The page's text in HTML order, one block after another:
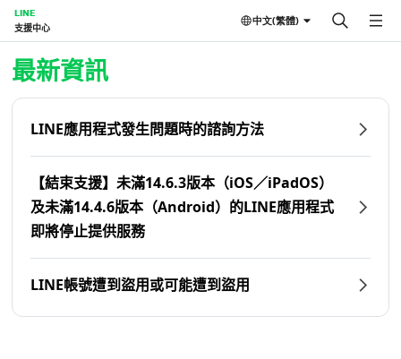
LINE
支援中心
中文(繁體)
首頁 | LINE支援中心
最新資訊
LINE應用程式發生問題時的諮詢方法
【結束支援】未滿14.6.3版本（iOS／iPadOS）
及未滿14.4.6版本（Android）的LINE應用程式
即將停止提供服務
LINE帳號遭到盜用或可能遭到盜用